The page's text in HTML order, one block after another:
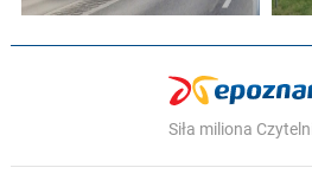
Siła miliona